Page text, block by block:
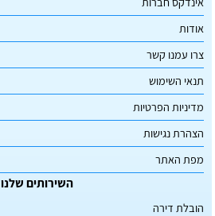
אודות
צרו עמנו קשר
תנאי השימוש
מדיניות הפרטיות
הצהרת נגישות
מפת האתר
השירותים שלנו
הובלת דירה